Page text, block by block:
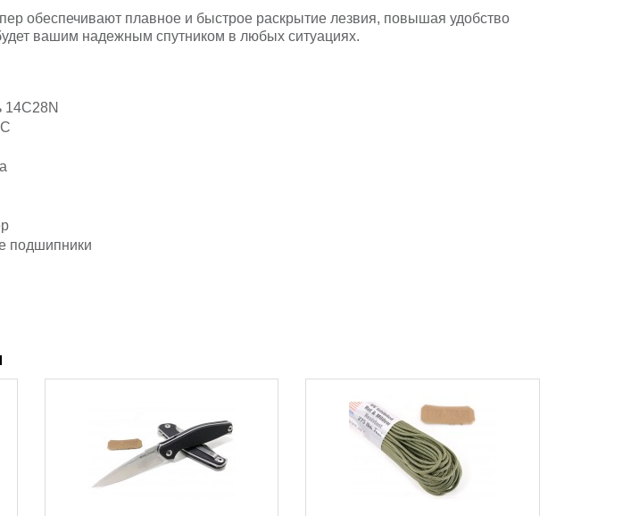
обеспечивают плавное и быстрое раскрытие лезвия, повышая удобство
вашим надежным спутником в любых ситуациях.
подшипники